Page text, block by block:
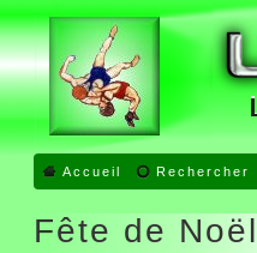
Accueil Rechercher
Fête de Noël